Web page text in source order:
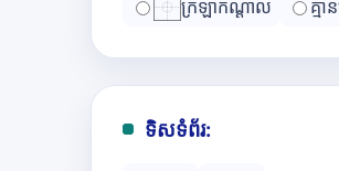
ក្រឡាកណ្ដាល
គ្មា
ទិសទំព័រ: